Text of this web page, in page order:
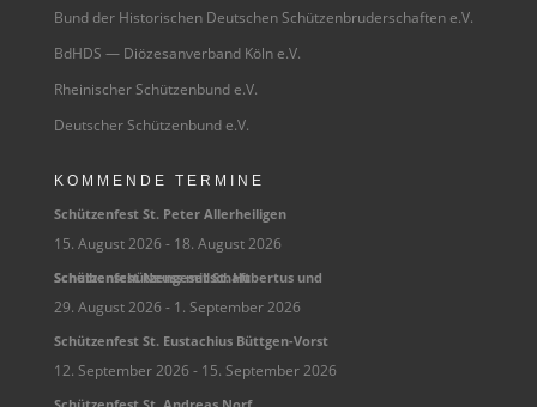
Bund der Historischen Deutschen Schützenbruderschaften e.V.
BdHDS — Diözesanverband Köln e.V.
Rheinischer Schützenbund e.V.
Deutscher Schützenbund e.V.
KOMMENDE TERMINE
Schüt­zen­fest St. Peter Allerheiligen
15. August 2026 - 18. August 2026
Schüt­zen­fest Neuss mit St. Huber­tus und Scheibenschützengesellschaft
29. August 2026 - 1. September 2026
Schüt­zen­fest St. Eusta­chius Büttgen-Vorst
12. September 2026 - 15. September 2026